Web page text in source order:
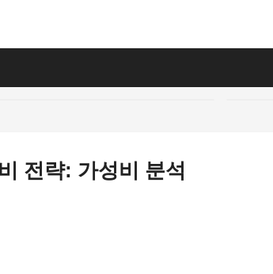
전략: 가성비 분석